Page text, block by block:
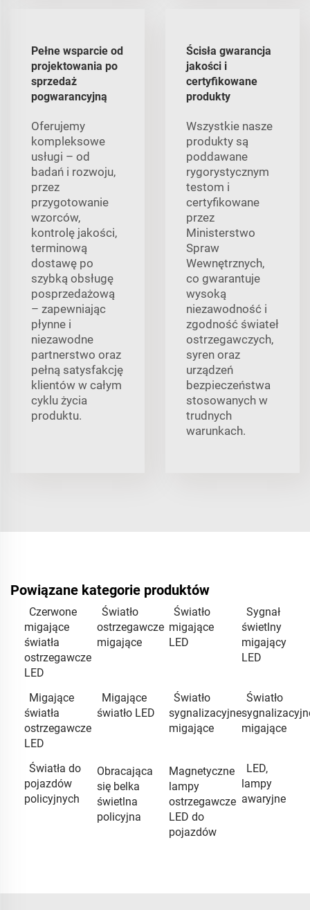
Pełne wsparcie od
projektowania po
sprzedaż
pogwarancyjną
Oferujemy
kompleksowe
usługi – od
badań i rozwoju,
przez
przygotowanie
wzorców,
kontrolę jakości,
terminową
dostawę po
szybką obsługę
posprzedażową
– zapewniając
płynne i
niezawodne
partnerstwo oraz
pełną satysfakcję
klientów w całym
cyklu życia
produktu.
Ścisła gwarancja
jakości i
certyfikowane
produkty
Wszystkie nasze
produkty są
poddawane
rygorystycznym
testom i
certyfikowane
przez
Ministerstwo
Spraw
Wewnętrznych,
co gwarantuje
wysoką
niezawodność i
zgodność świateł
ostrzegawczych,
syren oraz
urządzeń
bezpieczeństwa
stosowanych w
trudnych
warunkach.
Powiązane kategorie produktów
Czerwone
migające
światła
ostrzegawcze
LED
Światło
ostrzegawcze
migające
Światło
migające
LED
Sygnał
świetlny
migający
LED
Migające
światła
ostrzegawcze
LED
Migające
światło LED
Światło
sygnalizacyjne
migające
Światło
migające
Światła do
pojazdów
policyjnych
Obracająca
się belka
świetlna
policyjna
Magnetyczne
lampy
ostrzegawcze
LED do
pojazdów
LED,
lampy
awaryjne